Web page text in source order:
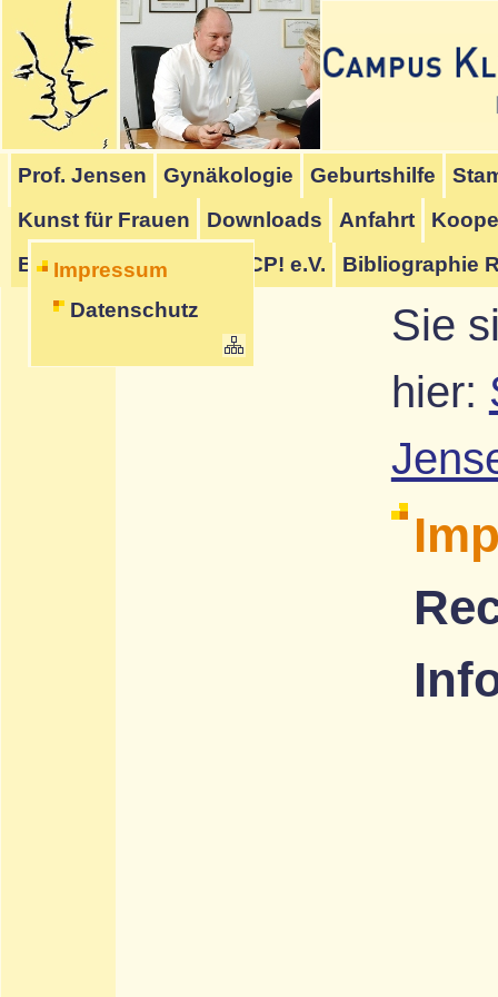
Seitenanfang
Startmenü
[
Hauptmenü
]
[
Untermenü
]
[
Schriftmenü
]
[
Inhalt
]
Prof. Jensen Gynäkologie Geburtshilfe
Kunst für Frauen
Downloads Anfahrt
BrainRepair UG
Stop-CP! e.V. Bibliographie
Impressum
Datenschutz
Sie
hier: